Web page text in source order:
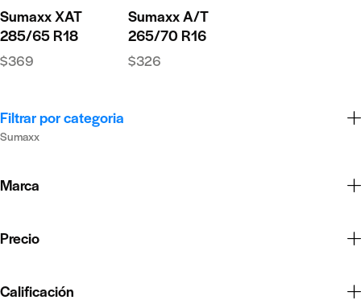
Sumaxx XAT
285/65 R18
$369
Sumaxx A/T
265/70 R16
$326
Filtrar por categoria
Sumaxx
Marca
Precio
Calificación